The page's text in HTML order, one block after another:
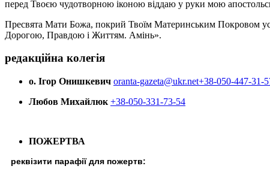
перед Твоєю чудотворною іконою віддаю у руки мою
Пресвята Мати Божа, покрий Твоїм Материнським Покровом
Дорогою, Правдою і Життям. Амінь».
редакційна колегія
о. Ігор Онишкевич oranta-gazeta@ukr.net+38-050-447-31-
Любов Михайлюк +38-050-331-73-54
ПОЖЕРТВА
реквізити парафії для пожертв: